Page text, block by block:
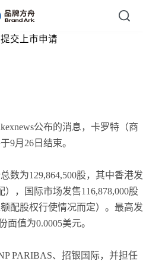
交上市申请
公布的消息，卡罗特（商
9月26日结束。
数为129,864,500股，其中香港发
），国际市场发售116,878,000股
配股权行使情况而定）。最高发
面值为0.0005美元。
PARIBAS、招银国际，并担任